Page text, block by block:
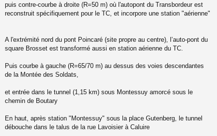
puis contre-courbe à droite (R=50 m) où l'autopont du Transbordeur est
reconstruit spécifiquement pour le TC, et incorpore une station "aérienne"
A l'extrémité nord du pont Poincaré (site propre au centre), l’auto-pont du
square Brosset est transformé aussi en station aérienne du TC.
Puis courbe à gauche (R=65/70 m) au dessus des voies descendantes
de la Montée des Soldats,
et entrée dans le tunnel (1,15 km) sous Montessuy amorcé sous le
chemin de Boutary
En haut, après station "Montessuy" sous la place Gutenberg, le tunnel
débouche dans le talus de la rue Lavoisier à Caluire